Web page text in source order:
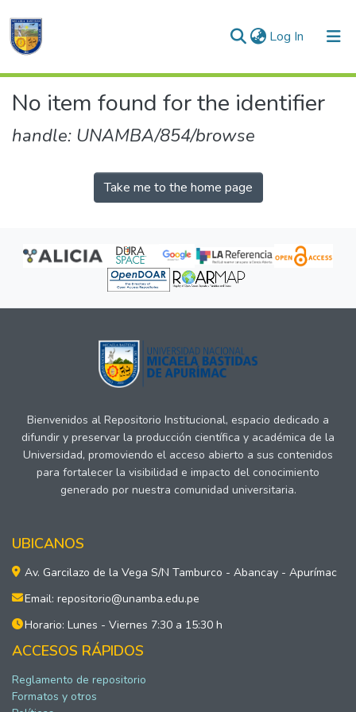
Log In (current)
Communities & Collections
No item found for the identifier
handle: UNAMBA/854/browse
Take me to the home page
Bienvenidos al Repositorio Institucional, espacio dedicado a
difundir y preservar la producción científica y académica de la
Universidad, promoviendo el acceso abierto a sus contenidos
para fortalecer la visibilidad e impacto del conocimiento
generado por nuestra comunidad universitaria.
UBICANOS
Av. Garcilazo de la Vega S/N Tamburco - Abancay - Apurímac
Email: repositorio@unamba.edu.pe
Horario: Lunes - Viernes 7:30 a 15:30 h
ACCESOS RÁPIDOS
Reglamento de repositorio
Formatos y otros